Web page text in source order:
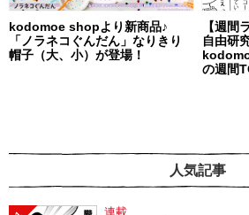
kodomoe shopより新商品♪
「ノラネコぐんだん」なりきり
帽子（大、小）が登場！
【週間
自由研
の週間
人気記事
連載